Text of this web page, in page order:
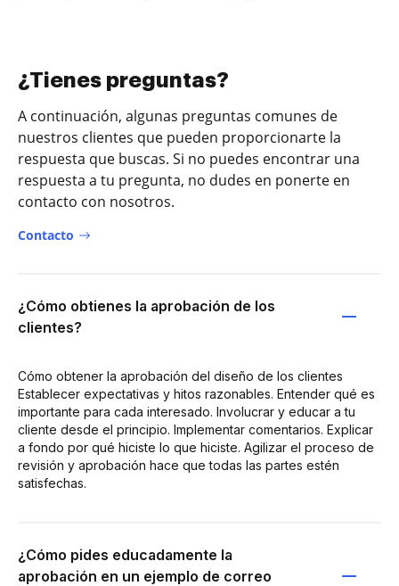
¿Tienes preguntas?
A continuación, algunas preguntas comunes de
nuestros clientes que pueden proporcionarte la
respuesta que buscas. Si no puedes encontrar una
respuesta a tu pregunta, no dudes en ponerte en
contacto con nosotros.
Contacto
¿Cómo obtienes la aprobación de los
clientes?
Cómo obtener la aprobación del diseño de los clientes
Establecer expectativas y hitos razonables. Entender qué es
importante para cada interesado. Involucrar y educar a tu
cliente desde el principio. Implementar comentarios. Explicar
a fondo por qué hiciste lo que hiciste. Agilizar el proceso de
revisión y aprobación hace que todas las partes estén
satisfechas.
¿Cómo pides educadamente la
aprobación en un ejemplo de correo